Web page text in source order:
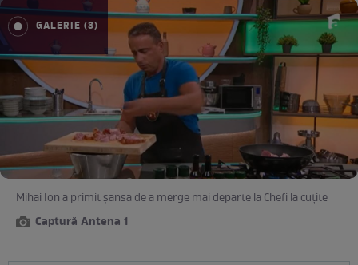
GALERIE (3)
Mihai Ion a primit șansa de a merge mai departe la Chefi la cuțite
Captură Antena 1